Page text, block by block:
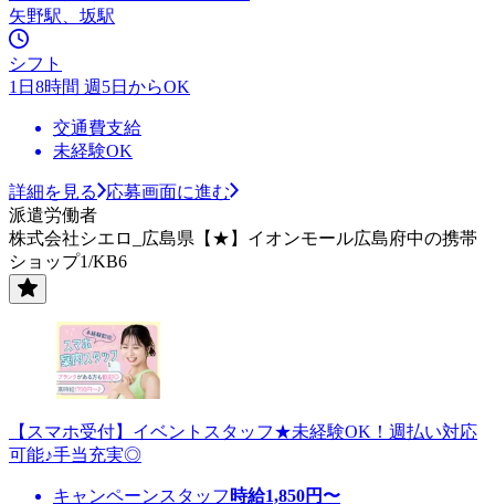
矢野駅、坂駅
シフト
1日8時間 週5日からOK
交通費支給
未経験OK
詳細を見る
応募画面に進む
派遣労働者
株式会社シエロ_広島県【★】イオンモール広島府中の携帯
ショップ1/KB6
【スマホ受付】イベントスタッフ★未経験OK！週払い対応
可能♪手当充実◎
キャンペーンスタッフ 時給1,850円〜